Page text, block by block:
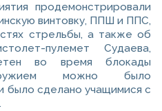
продемонстрировали
винтовку, ППШ и ППС,
стрельбы, а также об
пулемет Судаева,
во время блокады
можно было
было сделано учащимися с